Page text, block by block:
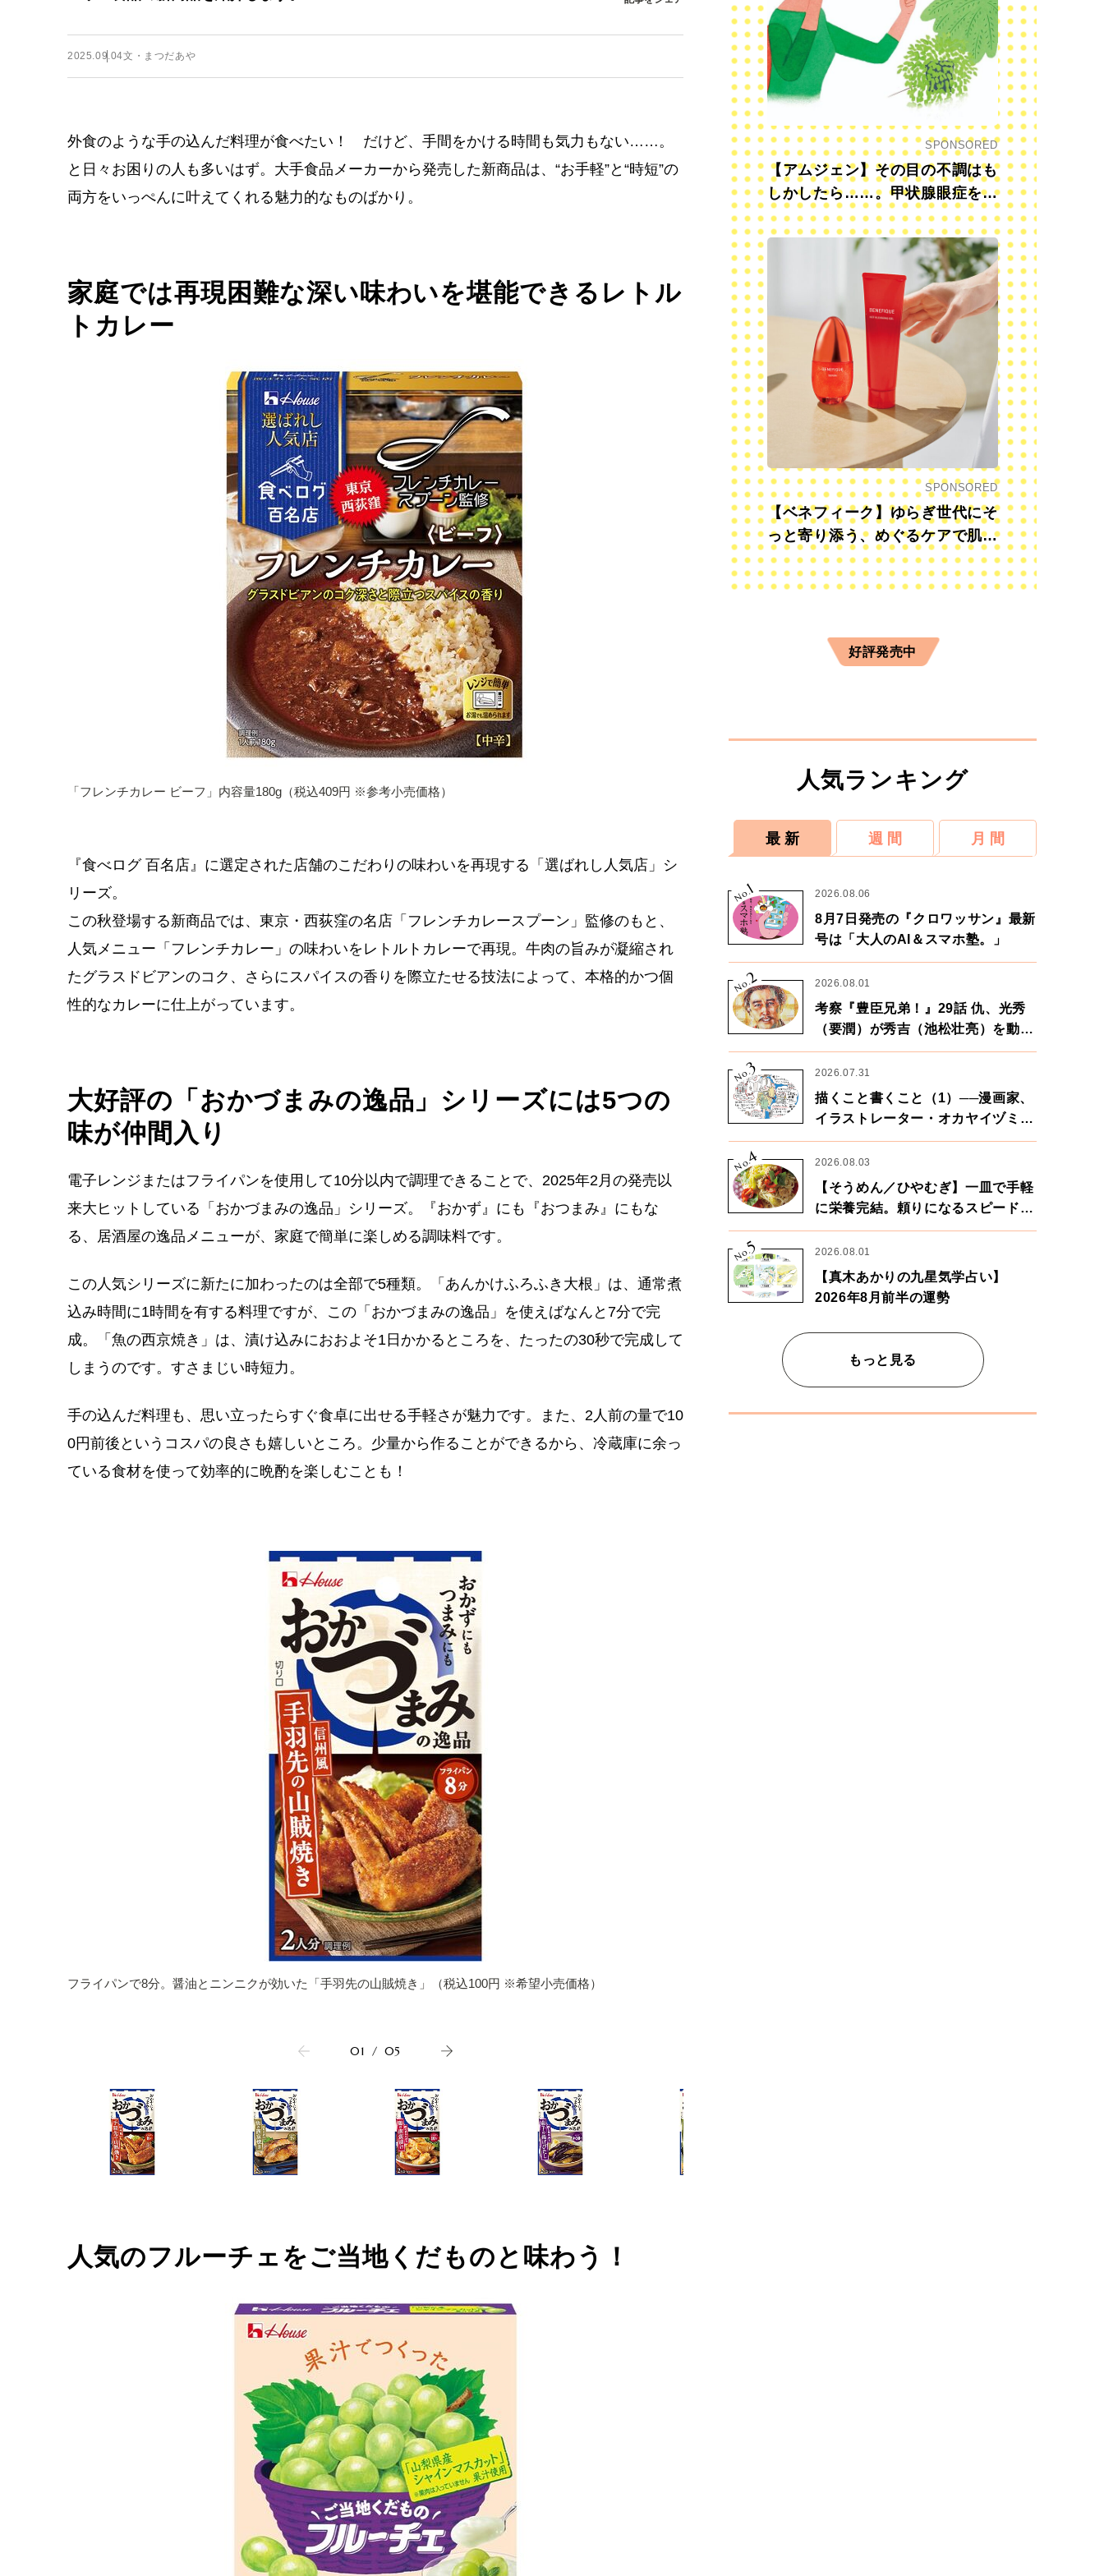
2025.09.04文・まつだあや
外食のような手の込んだ料理が食べたい！ だけど、手間をかける時間も気力もない……。
と日々お困りの人も多いはず。大手食品メーカーから発売した新商品は、“お手軽”と“時短”の
両方をいっぺんに叶えてくれる魅力的なものばかり。
家庭では再現困難な深い味わいを堪能できるレトル
トカレー
「フレンチカレー ビーフ」内容量180g（税込409円 ※参考⼩売価格）
『⾷べログ 百名店』に選定された店舗のこだわりの味わいを再現する「選ばれし⼈気店」シ
リーズ。
この秋登場する新商品では、東京・西荻窪の名店「フレンチカレースプーン」監修のもと、
人気メニュー「フレンチカレー」の味わいをレトルトカレーで再現。牛肉の旨みが凝縮され
たグラスドビアンのコク、さらにスパイスの香りを際立たせる技法によって、本格的かつ個
性的なカレーに仕上がっています。
大好評の「おかづまみの逸品」シリーズには5つの
味が仲間入り
電子レンジまたはフライパンを使用して10分以内で調理できることで、2025年2月の発売以
来大ヒットしている「おかづまみの逸品」シリーズ。『おかず』にも『おつまみ』にもな
る、居酒屋の逸品メニューが、家庭で簡単に楽しめる調味料です。
この人気シリーズに新たに加わったのは全部で5種類。「あんかけふろふき大根」は、通常煮
込み時間に1時間を有する料理ですが、この「おかづまみの逸品」を使えばなんと7分で完
成。「魚の西京焼き」は、漬け込みにおおよそ1日かかるところを、たったの30秒で完成して
しまうのです。すさまじい時短力。
手の込んだ料理も、思い立ったらすぐ食卓に出せる手軽さが魅力です。また、2人前の量で10
0円前後というコスパの良さも嬉しいところ。少量から作ることができるから、冷蔵庫に余っ
ている食材を使って効率的に晩酌を楽しむことも！
フライパンで8分。醤油とニンニクが効いた「手羽先の山賊焼き」（税込100円 ※希望小売価格）
01 / 05
人気のフルーチェをご当地くだものと味わう！
SPONSORED
【アムジェン】その目の不調はも
しかしたら……。甲状腺眼症を知
っていますか？
SPONSORED
【ベネフィーク】ゆらぎ世代にそ
っと寄り添う、めぐるケアで肌も
心も前向きに
好評発売中
人気ランキング
最 新 週 間 月 間
No.
1 2026.08.06
8月7日発売の『クロワッサン』最新
号は「大人のAI＆スマホ塾。」
No.2 2026.08.01
考察『豊臣兄弟！』29話 仇、光秀
（要潤）が秀吉（池松壮亮）を動か
す。天下に向けた兄弟の分岐点。
No.
3 2026.07.31
描くこと書くこと（1）──漫画家、
イラストレーター・オカヤイヅミさ
ん×漫画家・鶴谷香央理さん
No.
4 2026.08.03
【そうめん／ひやむぎ】一皿で手軽
に栄養完結。頼りになるスピードパ
ワー麺
No.
5 2026.08.01
【真木あかりの九星気学占い】
2026年8月前半の運勢
もっと見る